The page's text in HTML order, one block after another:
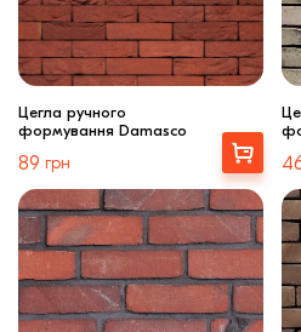
Цегла ручного
формування Damasco
89 грн
Вибрати